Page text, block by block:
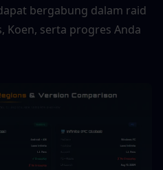
bergabung dalam raid
Koen, serta progres Anda